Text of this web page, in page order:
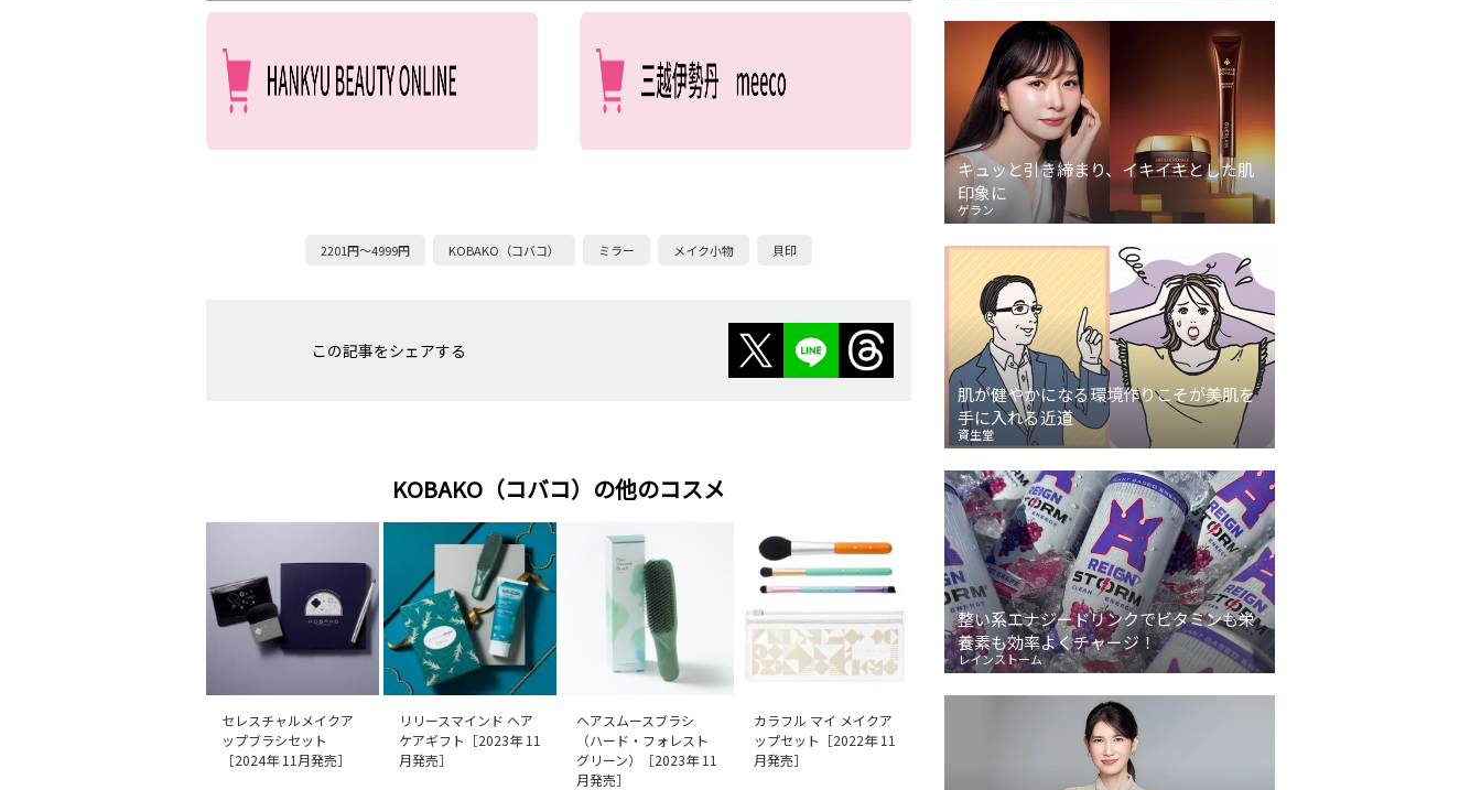
2201円～4999円 KOBAKO（コバコ） ミラー メイク小物 貝印
この記事をシェアする
KOBAKO（コバコ）の他のコスメ
セレスチャルメイクア
ップブラシセット
［2024年 11月発売］
リリースマインド ヘア
ケアギフト［2023年 11
月発売］
ヘアスムースブラシ
（ハード・フォレスト
グリーン）［2023年 11
月発売］
カラフル マイ メイクア
ップセット［2022年 11
月発売］
キュッと引き締まり、イキイキとした肌
印象に
ゲラン
肌が健やかになる環境作りこそが美肌を
手に入れる近道
資生堂
整い系エナジードリンクでビタミンも栄
養素も効率よくチャージ！
レインストーム